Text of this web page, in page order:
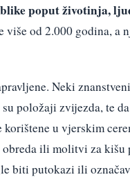
poput životinja,
više od 2.000 godina, a
Neki
položaji zvijezda, te
u vjerskim
ili molitvi za kišu
biti putokazi ili